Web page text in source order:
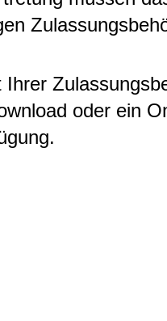
Ihrer
oder ein